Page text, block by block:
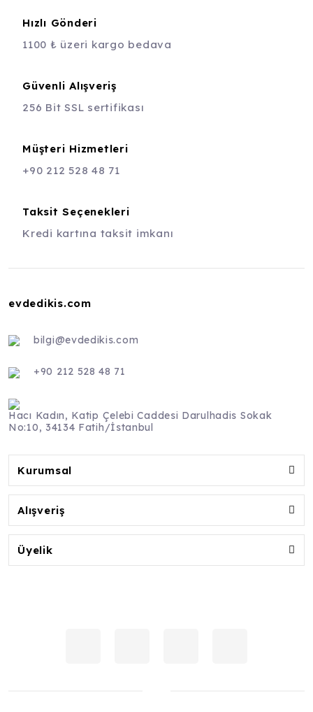
Hızlı Gönderi
1100 ₺ üzeri kargo bedava
Güvenli Alışveriş
256 Bit SSL sertifikası
Müşteri Hizmetleri
+90 212 528 48 71
Taksit Seçenekleri
Kredi kartına taksit imkanı
evdedikis.com
bilgi@evdedikis.com
+90 212 528 48 71
Hacı Kadın, Katip Çelebi Caddesi Darulhadis Sokak
No:10, 34134 Fatih/İstanbul
Kurumsal
Alışveriş
Üyelik